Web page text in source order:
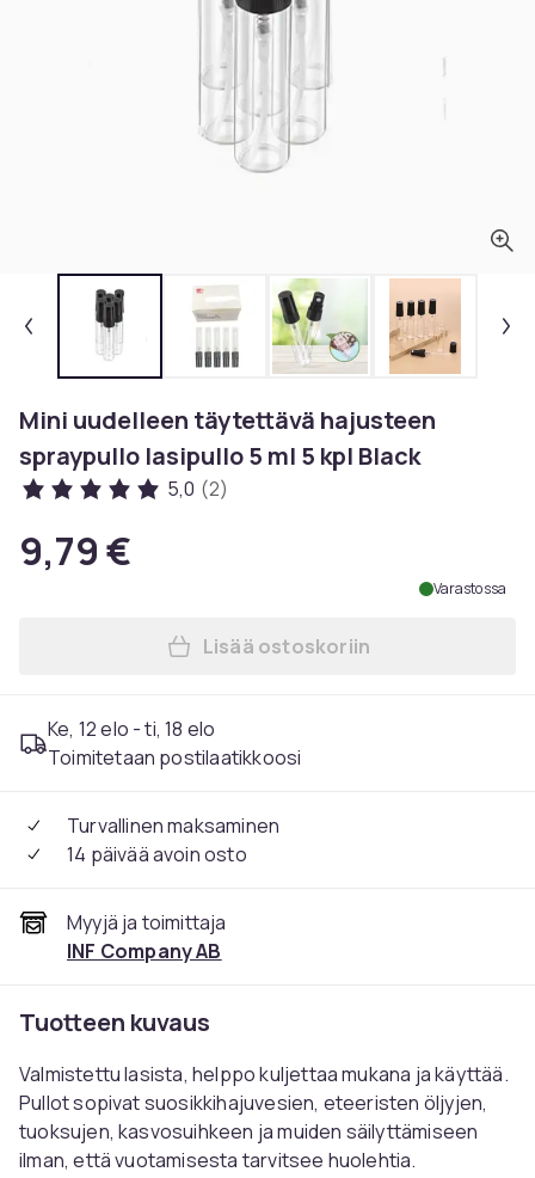
Mini uudelleen täytettävä hajusteen
spraypullo lasipullo 5 ml 5 kpl Black
5,0 (2)
9,79 €
Varastossa
Lisää Mini uudelleen
Lisää ostoskoriin
Ke, 12 elo - ti, 18 elo
Toimitetaan postilaatikkoosi
Turvallinen maksaminen
14 päivää avoin osto
Myyjä ja toimittaja
INF Company AB
Tuotteen kuvaus
Valmistettu lasista, helppo kuljettaa mukana ja käyttää.
Pullot sopivat suosikkihajuvesien, eteeristen öljyjen,
tuoksujen, kasvosuihkeen ja muiden säilyttämiseen
ilman, että vuotamisesta tarvitsee huolehtia.